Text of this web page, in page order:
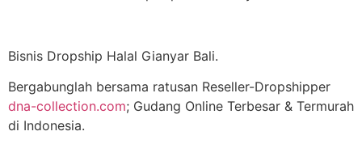
Bisnis Dropship Halal Gianyar Bali.
Bergabunglah bersama ratusan Reseller-Dropshipper
dna-collection.com; Gudang Online Terbesar & Termurah
di Indonesia.